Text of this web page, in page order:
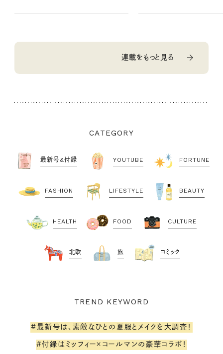
連載をもっと見る
CATEGORY
最新号&付録 YOUTUBE FORTUNE
FASHION LIFESTYLE BEAUTY
HEALTH FOOD CULTURE
北欧 旅 コミック
TREND KEYWORD
#最新号は、素敵なひとの夏服とメイクを大調査！
#付録はミッフィー×コールマンの豪華コラボ！